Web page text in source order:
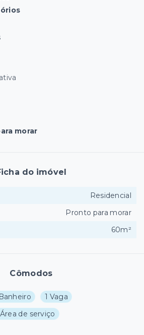
morar
Cômodos
1 Vaga
de serviço
do imóvel
Residencial
Pronto para morar
60m²